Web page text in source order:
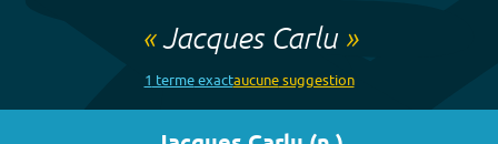
«Jacques Carlu»
1 termeexactaucunesuggestion